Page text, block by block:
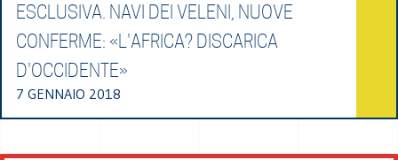
ESCLUSIVA. NAVI DEI VELENI, NUOVE
CONFERME: «L'AFRICA? DISCARICA
D'OCCIDENTE»
7 GENNAIO 2018